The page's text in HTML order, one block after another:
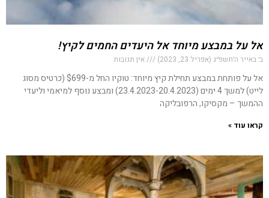
אל על במבצע מיוחד אל היעדים החמים לקיץ!
ב׳ באייר ה׳תשפ״ג (אפריל 23, 2023) אין תגובות
אל על פותחת במבצע תחילת קיץ מיוחד: טוקיו החל מ-$699 (כרטיס מסוג
לייט) למשך 4 ימים (23.4.2023-20.4.2023) ומבצע נוסף למיאמי וליעדי
ההמשך – מקסיקו, הרפובליקה
קראו עוד »